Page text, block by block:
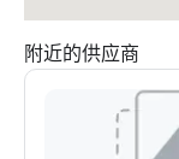
附近的供应商